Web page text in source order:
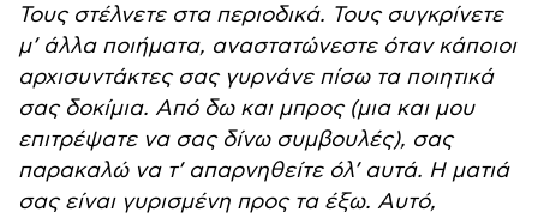
Τους στέλνετε στα περιοδικά. Τους συγκρίνετε
μ’ άλλα ποιήματα, αναστατώνεστε όταν κάποιοι
αρχισυντάκτες σας γυρνάνε πίσω τα ποιητικά
σας δοκίμια. Από δω και μπρος (μια και μου
επιτρέψατε να σας δίνω συμβουλές), σας
παρακαλώ να τ’ απαρνηθείτε όλ’ αυτά. Η ματιά
σας είναι γυρισμένη προς τα έξω. Αυτό,